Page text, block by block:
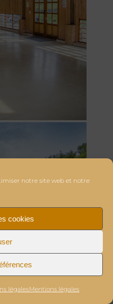
notre site web et notre
cookies
légalesMentions légales